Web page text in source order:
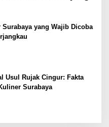
Surabaya yang Wajib Dicoba
Usul Rujak Cingur: Fakta
Surabaya